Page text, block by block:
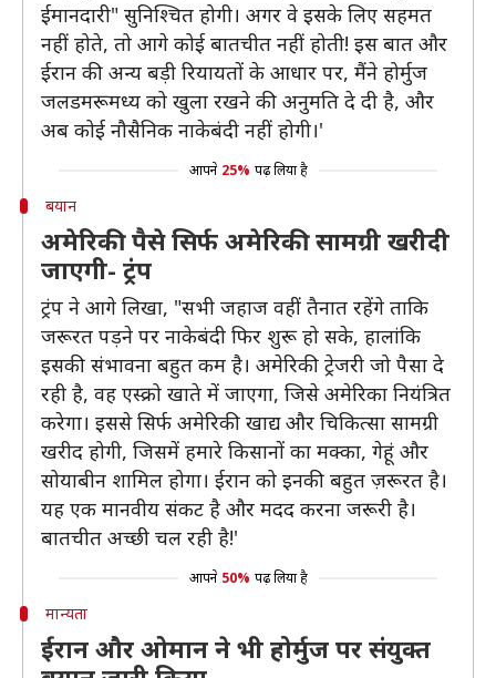
ईमानदारी" सुनिश्चित होगी। अगर वे इसके लिए सहमत
नहीं होते, तो आगे कोई बातचीत नहीं होती! इस बात और
ईरान की अन्य बड़ी रियायतों के आधार पर, मैंने होर्मुज
जलडमरूमध्य को खुला रखने की अनुमति दे दी है, और
अब कोई नौसैनिक नाकेबंदी नहीं होगी।'
आपने 25% पढ़ लिया है
बयान
अमेरिकी पैसे सिर्फ अमेरिकी सामग्री खरीदी
जाएगी- ट्रंप
ट्रंप ने आगे लिखा, "सभी जहाज वहीं तैनात रहेंगे ताकि
जरूरत पड़ने पर नाकेबंदी फिर शुरू हो सके, हालांकि
इसकी संभावना बहुत कम है। अमेरिकी ट्रेजरी जो पैसा दे
रही है, वह एस्क्रो खाते में जाएगा, जिसे अमेरिका नियंत्रित
करेगा। इससे सिर्फ अमेरिकी खाद्य और चिकित्सा सामग्री
खरीद होगी, जिसमें हमारे किसानों का मक्का, गेहूं और
सोयाबीन शामिल होगा। ईरान को इनकी बहुत ज़रूरत है।
यह एक मानवीय संकट है और मदद करना जरूरी है।
बातचीत अच्छी चल रही है!'
आपने 50% पढ़ लिया है
मान्यता
ईरान और ओमान ने भी होर्मुज पर संयुक्त